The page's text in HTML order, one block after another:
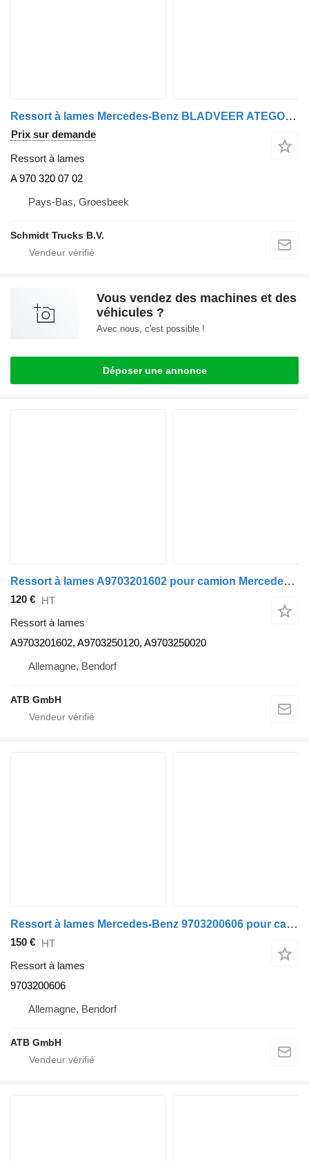
Ressort à lames Mercedes-Benz BLADVEER ATEGO 918 EURO 6 VOOR A 970 320 07 02 pour camion
Prix sur demande
Ressort à lames
A 970 320 07 02
Pays-Bas, Groesbeek
Schmidt Trucks B.V.
Vous vendez des machines et des
véhicules ?
Avec nous, c'est possible !
Déposer une annonce
Ressort à lames A9703201602 pour camion Mercedes-Benz Atego 816/818
120 € HT
Ressort à lames
A9703201602, A9703250120, A9703250020
Allemagne, Bendorf
ATB GmbH
Ressort à lames Mercedes-Benz 9703200606 pour camion Mercedes-Benz Atego 818
150 € HT
Ressort à lames
9703200606
Allemagne, Bendorf
ATB GmbH